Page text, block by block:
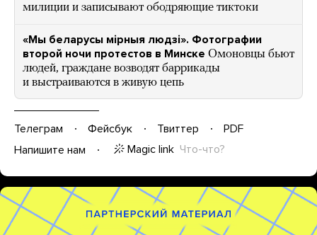
милиции и записывают ободряющие тиктоки
«Мы беларусы мiрныя людзi». Фотографии
второй ночи протестов в Минске Омоновцы бьют
людей, граждане возводят баррикады
и выстраиваются в живую цепь
Телеграм Фейсбук Твиттер
PDF
Напишите нам
Magic link Что-что?